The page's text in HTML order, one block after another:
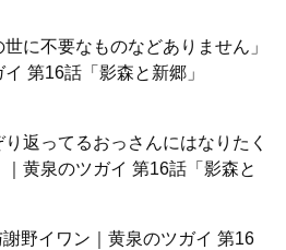
に不要なものなどありません」
イ 第16話「影森と新郷」
返ってるおっさんにはなりたく
黄泉のツガイ 第16話「影森と
野イワン｜黄泉のツガイ 第16